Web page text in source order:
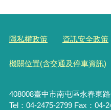
隱私權政策 資訊安全政策
機關位置(含交通及停車資訊)
408008臺中市南屯區永春東
Tel：04-2475-2799 Fax：04-